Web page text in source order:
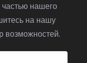
частью нашего
на нашу
возможностей.